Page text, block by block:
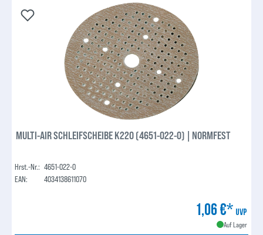
MULTI-AIR SCHLEIFSCHEIBE K220 (4651-022-0) | NORMFEST
Hrst.-Nr.: 4651-022-0
EAN:
4034138611070
1,06 €* UVP
Auf Lager